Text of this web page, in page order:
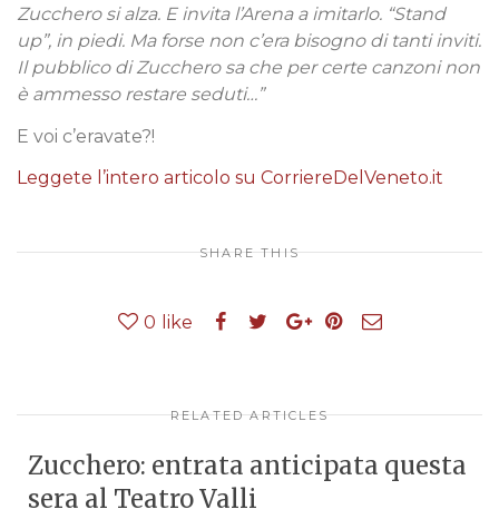
Zucchero si alza. E invita l’Arena a imitarlo. “Stand
up”, in piedi. Ma forse non c’era bisogno di tanti inviti.
Il pubblico di Zucchero sa che per certe canzoni non
è ammesso restare seduti…”
E voi c’eravate?!
Leggete l’intero articolo su CorriereDelVeneto.it
SHARE THIS
0 like
RELATED ARTICLES
Zucchero: entrata anticipata questa
sera al Teatro Valli